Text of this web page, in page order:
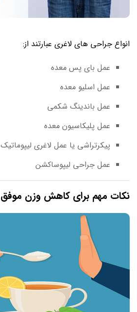
انواع جراحی های لاغری عبارتند از:
عمل بای پس معده
عمل اسلیو معده
عمل باندینگ شکمی
عمل پلیکاسیون معده
پیکرتراشی یا عمل لاغری لیپوماتیک
عمل جراحی لیپوساکشن
نکات مهم برای کاهش وزن موفق